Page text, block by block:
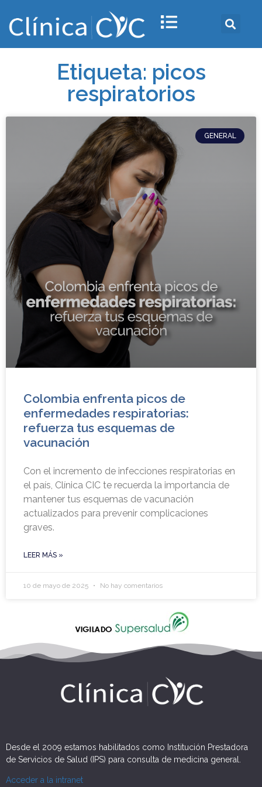
Etiqueta: picos
respiratorios
GENERAL
Colombia enfrenta picos de
enfermedades respiratorias:
refuerza tus esquemas de
vacunación
Con el incremento de infecciones respiratorias en
el país, Clínica CIC te recuerda la importancia de
mantener tus esquemas de vacunación
actualizados para prevenir complicaciones
graves.
LEER MÁS »
10 de mayo de 2025 No hay comentarios
Desde el 2009 estamos habilitados como Institución Prestadora
de Servicios de Salud (IPS) para consulta de medicina general.
Acceder a la intranet